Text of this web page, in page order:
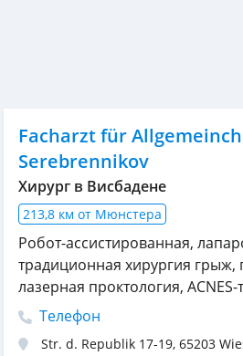
Facharzt für
Serebrennikov
Хирург в Висбадене
213,8 км от Мюнстера
Робот-ассистированная,
традиционная хирургия грыж,
лазерная проктология,
Телефон
Str. d. Republik 17-19, 65203